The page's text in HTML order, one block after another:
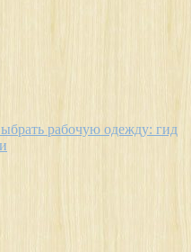
рабочую одежду: гид